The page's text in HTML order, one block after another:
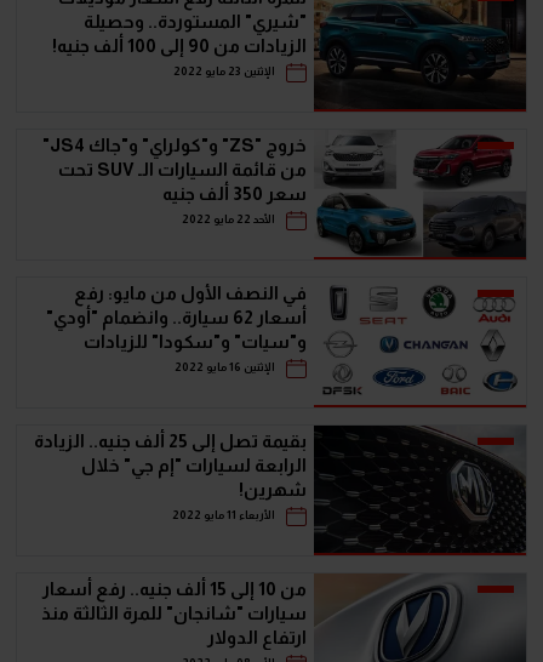
"شيري" المستوردة.. وحصيلة
الزيادات من 90 إلى 100 ألف جنيه!
الإثنين 23 مايو 2022
خروج "ZS" و"كولراي" و"جاك JS4"
من قائمة السيارات الـ SUV تحت
سعر 350 ألف جنيه
الأحد 22 مايو 2022
في النصف الأول من مايو: رفع
أسعار 62 سيارة.. وانضمام "أودي"
و"سيات" و"سكودا" للزيادات
الدولارية
الإثنين 16 مايو 2022
بقيمة تصل إلى 25 ألف جنيه.. الزيادة
الرابعة لسيارات "إم جي" خلال
شهرين!
الأربعاء 11 مايو 2022
من 10 إلى 15 ألف جنيه.. رفع أسعار
سيارات "شانجان" للمرة الثالثة منذ
ارتفاع الدولار